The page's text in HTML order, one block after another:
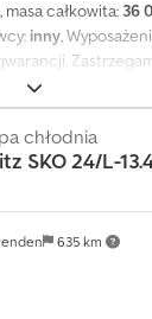
, masa całkowita: 36
inny,
635 km
chłodnia
SKO 24/L-